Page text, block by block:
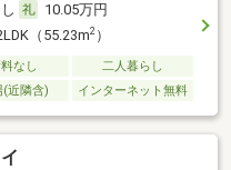
10.05万円
（55.23m2）
なし
二人暮らし
(近隣含) インターネット無料